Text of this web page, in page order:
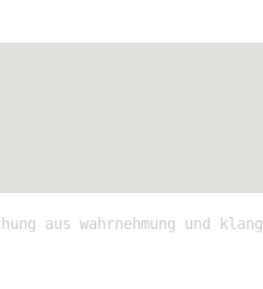
aus wahrnehmung und klang